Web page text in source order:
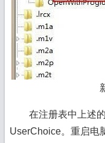
在注册表中上述的
UserChoice。重启电